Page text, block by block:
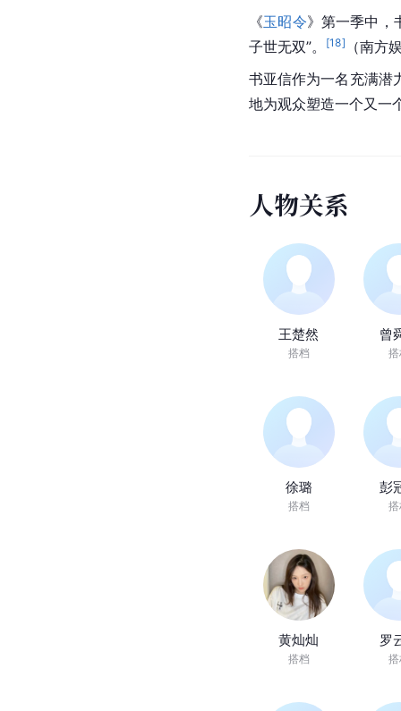
《玉昭令》第一季中，
子世无双”。
[18]
（南方
书亚信作为一名充满潜
地为观众塑造一个又一
人物关系
王楚然
搭档
曾
徐璐
搭档
彭
黄灿灿
搭档
罗